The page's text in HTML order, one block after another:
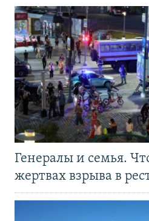
Генералы и семья.
жертвах взрыва в